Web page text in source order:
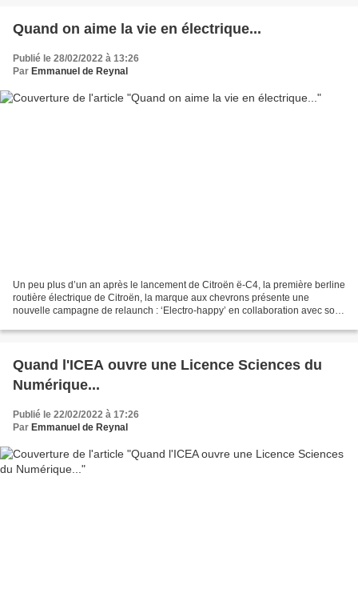
Quand on aime la vie en électrique...
Publié le 28/02/2022 à 13:26
Par Emmanuel de Reynal
Un peu plus d’un an après le lancement de Citroën ë-C4, la première berline
routière électrique de Citroën, la marque aux chevrons présente une
nouvelle campagne de relaunch : ‘Electro-happy’ en collaboration avec son
Quand l'ICEA ouvre une Licence Sciences du
Numérique...
Publié le 22/02/2022 à 17:26
Par Emmanuel de Reynal